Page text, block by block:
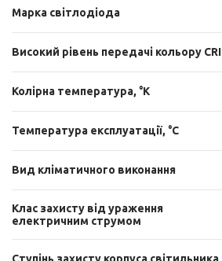
Марка світлодіода
Високий рівень передачі кольору CRI
Колірна температура, °К
Температура експлуатації, °С
Вид кліматичного виконання
Клас захисту від ураження
електричним струмом